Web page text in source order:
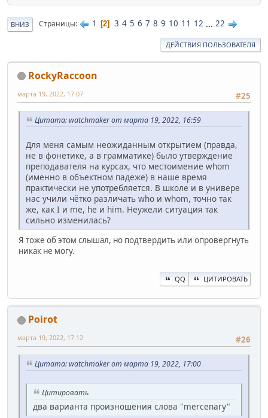
ВНИЗ Страницы 1 2 3 4 5 6 7 8 9 10 11 12 ... 22
ДЕЙСТВИЯ ПОЛЬЗОВАТЕЛЯ
RockyRaccoon
#25
марта 19, 2022, 17:07
Цитата: watchmaker от марта 19, 2022, 16:59
Для меня самым неожиданным открытием (правда,
не в фонетике, а в грамматике) было утверждение
преподавателя на курсах, что местоимение whom
(именно в объектном падеже) в наше время
практически не употребляется. В школе и в универе
нас учили чётко различать who и whom, точно так
же, как I и me, he и him. Неужели ситуация так
сильно изменилась?
Я тоже об этом слышал, но подтвердить или опровергнуть
никак не могу.
QQ ЦИТИРОВАТЬ
Poirot
#26
марта 19, 2022, 17:12
Цитата: watchmaker от марта 19, 2022, 17:00
Цитировать
два варианта произношения слова "mercenary"